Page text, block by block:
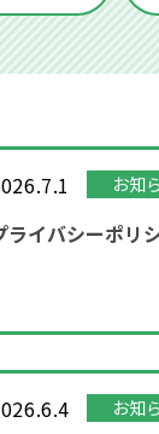
お知
ライバシーポリ
お知